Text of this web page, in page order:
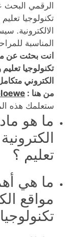
الرقمي البحث
تكنولوجيا
الالكترونية.
المناسبة
انت بحثت عن
تكنولوجيا
الكتروني
من هنا :
ستعلمك هذه
ما هو
تعليم ؟
ما هي
مواقع